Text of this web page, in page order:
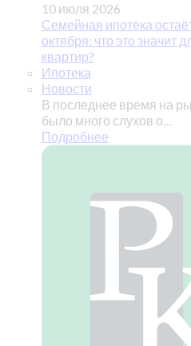
10 июля 2026
Семейная ипотека
октября: что это значит
квартир?
Ипотека
Новости
В последнее время на
было много слухов о…
Подробнее